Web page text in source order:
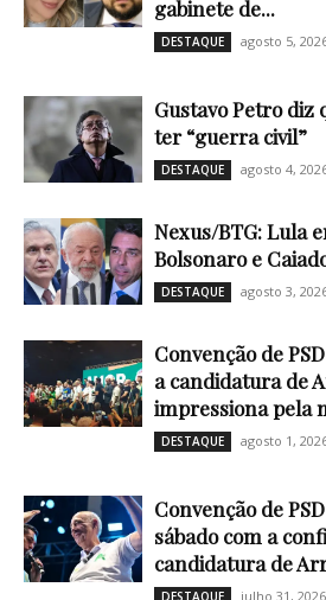
gabinete de...
DESTAQUE agosto 5,
Gustavo Petro diz
ter “guerra civil”
DESTAQUE agosto 4,
Nexus/BTG: Lula
Bolsonaro e
DESTAQUE agosto 3,
Convenção de
a candidatura de
impressiona pela
DESTAQUE agosto 1,
Convenção de
sábado com a
candidatura de
DESTAQUE julho 31, 2026